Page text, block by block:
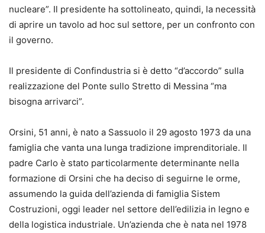
nucleare”. Il presidente ha sottolineato, quindi, la necessità
di aprire un tavolo ad hoc sul settore, per un confronto con
il governo.
Il presidente di Confindustria si è detto “d’accordo” sulla
realizzazione del Ponte sullo Stretto di Messina “ma
bisogna arrivarci”.
Orsini, 51 anni, è nato a Sassuolo il 29 agosto 1973 da una
famiglia che vanta una lunga tradizione imprenditoriale. Il
padre Carlo è stato particolarmente determinante nella
formazione di Orsini che ha deciso di seguirne le orme,
assumendo la guida dell’azienda di famiglia Sistem
Costruzioni, oggi leader nel settore dell’edilizia in legno e
della logistica industriale. Un’azienda che è nata nel 1978